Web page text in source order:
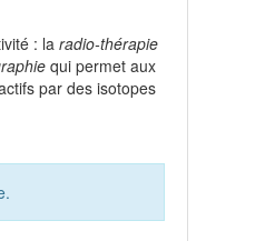
: la radio-thérapie
qui permet aux
par des isotopes